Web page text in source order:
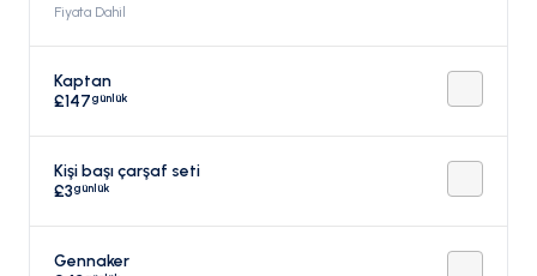
Fiyata Dahil
Kaptan
£147günlük
Kişi başı çarşaf seti
£3günlük
Gennaker